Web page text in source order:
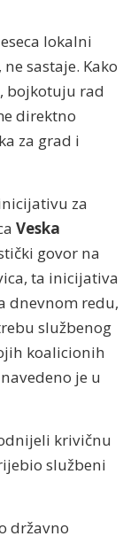
lokalni
sastaje. Kako
bojkotuju rad
direktno
za grad i
za
Veska
govor na
ta inicijativa
dnevnom redu,
službenog
koalicionih
je u
krivičnu
službeni
državno